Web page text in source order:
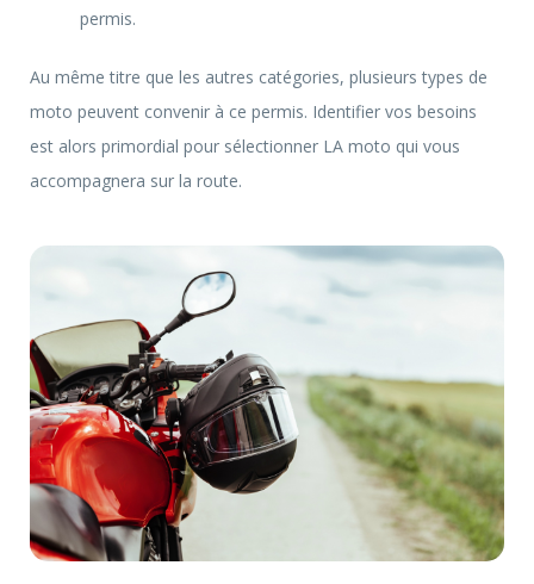
permis.
Au même titre que les autres catégories, plusieurs types de
moto peuvent convenir à ce permis. Identifier vos besoins
est alors primordial pour sélectionner LA moto qui vous
accompagnera sur la route.